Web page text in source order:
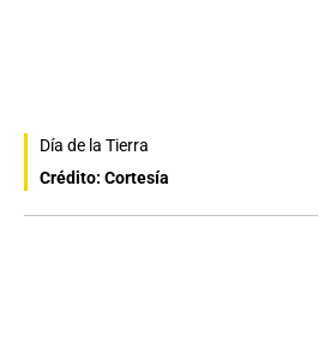
Día de la Tierra
Crédito: Cortesía